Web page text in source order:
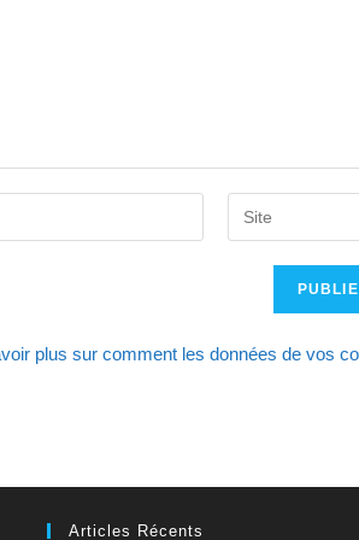
Saisir
l’URL
(facultatif)
plus sur comment les données de vos
Articles Récents